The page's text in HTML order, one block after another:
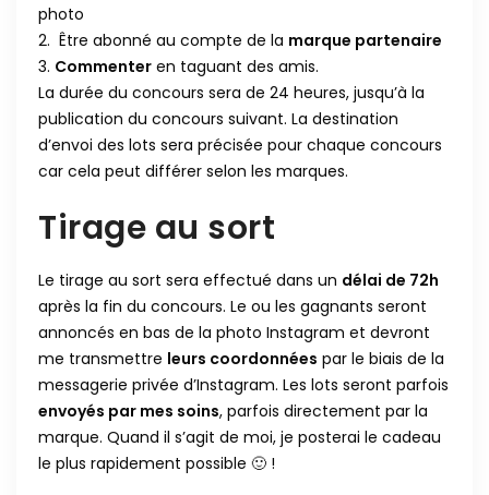
photo
Être abonné au compte de la marque partenaire
Commenter en taguant des amis.
La durée du concours sera de 24 heures, jusqu’à la
publication du concours suivant. La destination
d’envoi des lots sera précisée pour chaque concours
car cela peut différer selon les marques.
Tirage au sort
Le tirage au sort sera effectué dans un délai de 72h
après la fin du concours. Le ou les gagnants seront
annoncés en bas de la photo Instagram et devront
me transmettre leurs coordonnées par le biais de la
messagerie privée d’Instagram. Les lots seront parfois
envoyés par mes soins, parfois directement par la
marque. Quand il s’agit de moi, je posterai le cadeau
le plus rapidement possible 🙂 !